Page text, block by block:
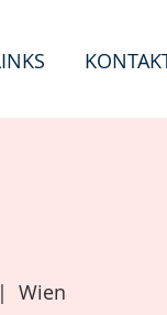
|
Wien